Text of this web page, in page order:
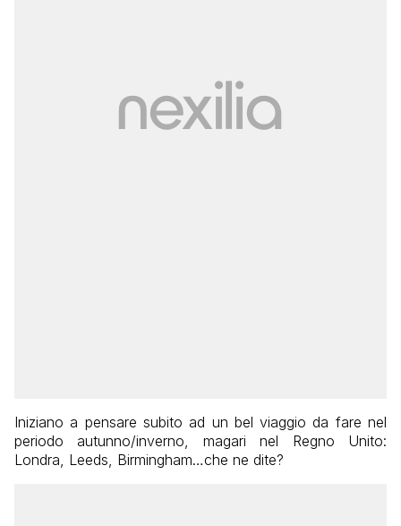
Iniziano a pensare subito ad un bel viaggio da fare nel
periodo autunno/inverno, magari nel Regno Unito:
Londra, Leeds, Birmingham…che ne dite?